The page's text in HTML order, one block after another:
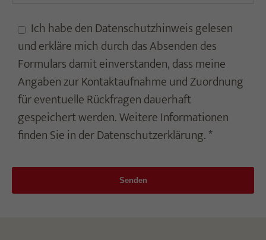
Ich habe denDatenschutzhinweisgelesen
und erkläre mich durch das Absenden des
Formulars damit einverstanden, dass meine
Angaben zur Kontaktaufnahme und Zuordnung
für eventuelle Rückfragen dauerhaft
gespeichert werden. Weitere Informationen
finden Sie in derDatenschutzerklärung. *
Senden